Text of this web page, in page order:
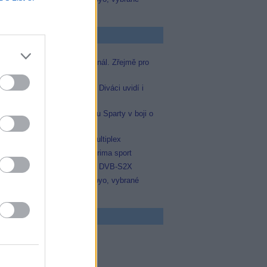
Zprávičky
Skylink spustil nový Test kanál. Zřejmě pro
Prima sport
zařadí Prima sport. Diváci uvidí i
Prima sport odvysílá i odvetu Sparty v boji o
mistrů
Operátor Du převzal další multiplex
Antik TV potvrdil zařazení Prima sport
Networks přešla na DVB-S2X
Niké liga opět komplet na Voyo, vybrané
program